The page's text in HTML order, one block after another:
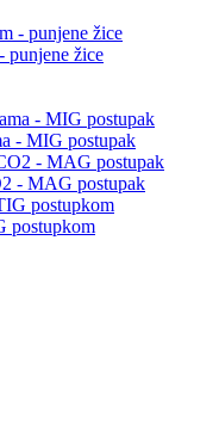
punjene žice
- MIG postupak
- MAG postupak
postupkom